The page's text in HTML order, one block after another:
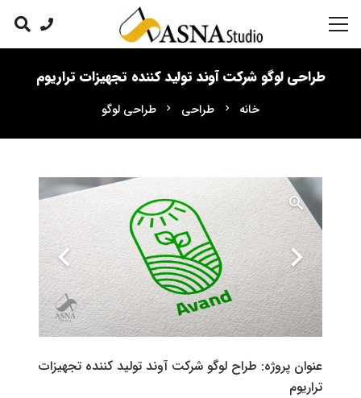
طراحی لوگو شرکت آوند تولید کننده تجهیزات تراریوم
خانه chevron_right طراحی chevron_right طراحی لوگو
عنوان پروژه: طراح لوگو شرکت آوند تولید کننده تجهیزات
تراریوم